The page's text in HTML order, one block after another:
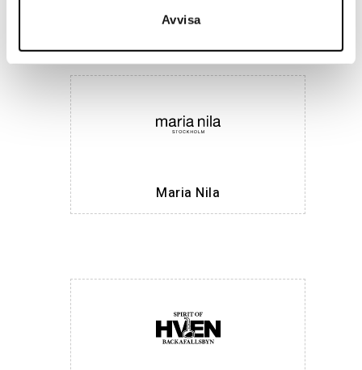
Avvisa
Maria Nila